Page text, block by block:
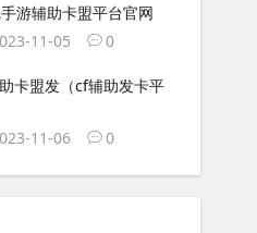
游辅助卡盟平台官网
11-05
0
卡盟发（cf辅助发卡平
11-06
0